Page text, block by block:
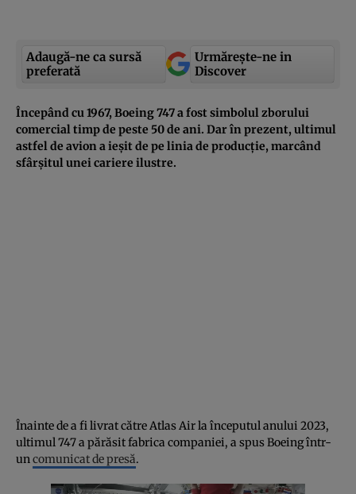
Adaugă-ne ca sursă
preferată
Urmărește-ne in
Discover
Începând cu 1967, Boeing 747 a fost simbolul zborului
comercial timp de peste 50 de ani. Dar în prezent, ultimul
astfel de avion a ieșit de pe linia de producție, marcând
sfârșitul unei cariere ilustre.
Înainte de a fi livrat către Atlas Air la începutul anului 2023,
ultimul 747 a părăsit fabrica companiei, a spus Boeing într-
uncomunicat de presă.